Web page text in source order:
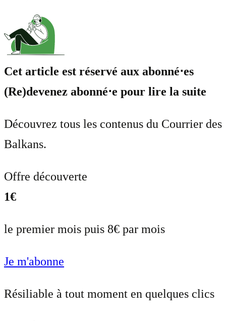
Cet article est réservé aux abonné⋅es
(Re)devenez abonné⋅e pour lire la suite
Découvrez tous les contenus du Courrier des
Balkans.
Offre découverte
1€
le premier mois puis 8€ par mois
Je m'abonne
Résiliable à tout moment en quelques clics